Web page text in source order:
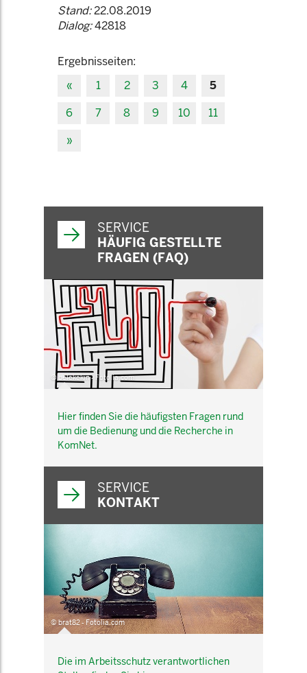
Stand:22.08.2019
Dialog:42818
Ergebnisseiten:
«
1 2 3 4
5
6
7 8 9 10
11
»
SERVICE
HÄUFIG GESTELLTE
FRAGEN (FAQ)
© belekekin - Fotolia.com
Hier finden Sie die häufigsten Fragen rund
um die Bedienung und die Recherche in
KomNet.
SERVICE
KONTAKT
© brat82 - Fotolia.com
Die im Arbeitsschutz verantwortlichen